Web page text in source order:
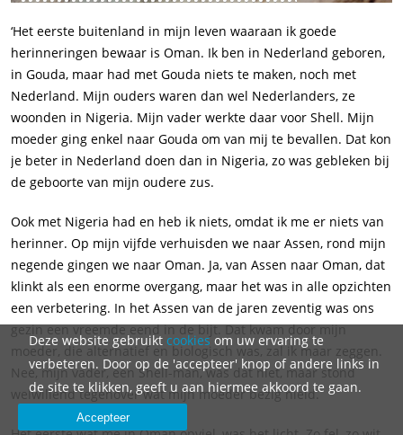
‘Het eerste buitenland in mijn leven waaraan ik goede
herinneringen bewaar is Oman. Ik ben in Nederland geboren,
in Gouda, maar had met Gouda niets te maken, noch met
Nederland. Mijn ouders waren dan wel Nederlanders, ze
woonden in Nigeria. Mijn vader werkte daar voor Shell. Mijn
moeder ging enkel naar Gouda om van mij te bevallen. Dat kon
je beter in Nederland doen dan in Nigeria, zo was gebleken bij
de geboorte van mijn oudere zus.
Ook met Nigeria had en heb ik niets, omdat ik me er niets van
herinner. Op mijn vijfde verhuisden we naar Assen, rond mijn
negende gingen we naar Oman. Ja, van Assen naar Oman, dat
klinkt als een enorme overgang, maar het was in alle opzichten
een verbetering. In het Assen van de jaren zeventig was ons
gezin een vreemde eend in de bijt. Dat kwam door mijn
moeder, die alternatief en biologisch was, zal ik maar zeggen.
Nee, mijn vader, een Shell-man, was dat niet, maar stond
welwillend tegenover wat mijn moeder bezig hield.
Deze website gebruikt cookies om uw ervaring te
verbeteren. Door op de 'accepteer' knop of andere links in
de site te klikken, geeft u aan hiermee akkoord te gaan.
Accepteer